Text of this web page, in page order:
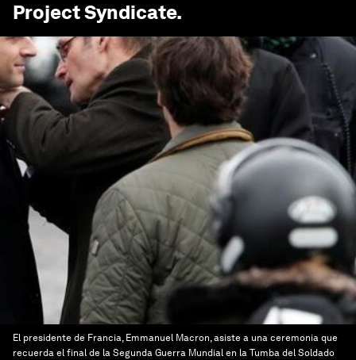
Project Syndicate.
El presidente de Francia, Emmanuel Macron, asiste a una ceremonia que
recuerda el final de la Segunda Guerra Mundial en la Tumba del Soldado